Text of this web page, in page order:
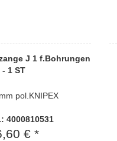
J 1 f.Bohrungen
- 1 ST
pol.KNIPEX
4000810531
€ *